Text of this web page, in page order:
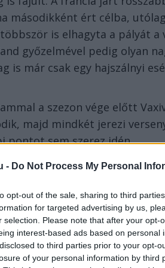
- Do Not Process My Personal
opt-out of the sale, sharing to third
for targeted advertising by us,
selection. Please note that after your opt-
interest-based ads based on personal
to third parties prior to your opt-
of your personal information by third
másodikként ért célba,
is elhagyta a pályát a
győzelmével pedig olyan
is már csak egy hajszálnyi
a szezon vége előtt
majd mindkét jerezi
pontot sem szerez idén.
elbukott ez az esély. A
Egor Orudzev mögött, míg
ami bőven elég volt
és már az egy
hiszen ugyanúgy héttel